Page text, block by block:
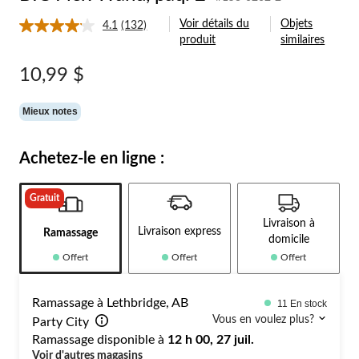
4.1 Lire
(132)
Voir détails du
produit
Objets
similaires
10,99 $
Mieux notes
Achetez-le en ligne :
Gratuit
Ramassage
Offert
Livraison express
Offert
Livraison à
domicile
Offert
Ramassage à Lethbridge, AB
Party City
11 En stock
Vous en voulez plus?
Ramassage disponible à 12 h 00, 27 juil.
Voir d'autres magasins